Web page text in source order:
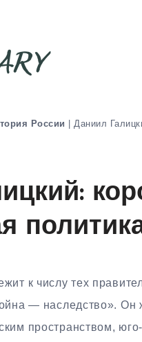
России | Даниил
к числу тех
— наследство». Он
пространством,